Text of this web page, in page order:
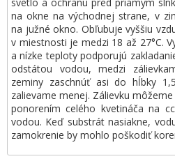
na okne na východnej strane, v
na južné okno. Obľubuje vyššiu
v miestnosti je medzi 18 až 27°C.
a nízke teploty podporujú
odstátou vodou, medzi
zeminy zaschnúť asi do hĺbky
zalievame menej. Zálievku
ponorením celého kvetináča na
vodou. Keď substrát nasiakne,
zamokrenie by mohlo poškodiť